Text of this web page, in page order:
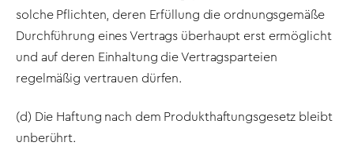
solche Pflichten, deren Erfüllung die ordnungsgemäße
Durchführung eines Vertrags überhaupt erst ermöglicht
und auf deren Einhaltung die Vertragsparteien
regelmäßig vertrauen dürfen.
(d) Die Haftung nach dem Produkthaftungsgesetz bleibt
unberührt.